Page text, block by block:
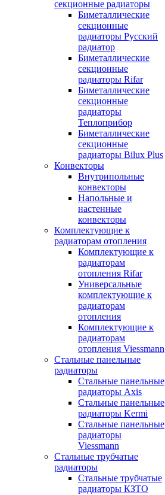
секционные радиаторы
Биметаллические
секционные
радиаторы Русский
радиатор
Биметаллические
секционные
радиаторы Rifar
Биметаллические
секционные
радиаторы
Теплоприбор
Биметаллические
секционные
радиаторы Bilux Plus
Конвекторы
Внутрипольные
конвекторы
Напольные и
настенные
конвекторы
Комплектующие к
радиаторам отопления
Комплектующие к
радиаторам
отопления Rifar
Универсальные
комплектующие к
радиаторам
отопления
Комплектующие к
радиаторам
отопления Viessmann
Стальные панельные
радиаторы
Стальные панельные
радиаторы Axis
Стальные панельные
радиаторы Kermi
Стальные панельные
радиаторы
Viessmann
Стальные трубчатые
радиаторы
Стальные трубчатые
радиаторы КЗТО